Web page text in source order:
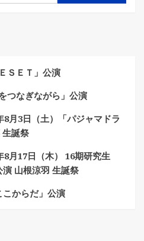
ＳＥＴ」公演
つなぎながら」公演
8月3日（土）「パジャマドラ
生誕祭
8月17日（木） 16期研究生
演 山根涼羽 生誕祭
こからだ」公演